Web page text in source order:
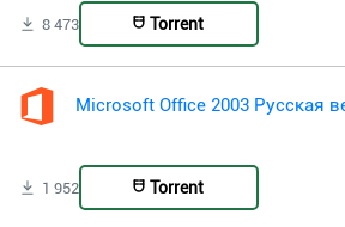
8 473 Torrent
Microsoft Office 2003 Русская
1 952 Torrent